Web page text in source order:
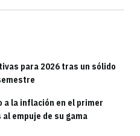
para 2026 tras un sólido
a la inflación en el primer
empuje de su gama